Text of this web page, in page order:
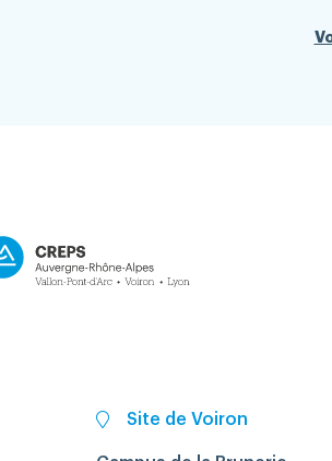
Site de Voiron